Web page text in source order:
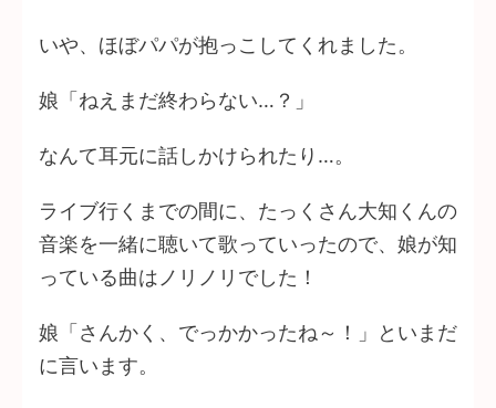
いや、ほぼパパが抱っこしてくれました。
娘「ねえまだ終わらない…？」
なんて耳元に話しかけられたり…。
ライブ行くまでの間に、たっくさん大知くんの
音楽を一緒に聴いて歌っていったので、娘が知
っている曲はノリノリでした！
娘「さんかく、でっかかったね～！」といまだ
に言います。